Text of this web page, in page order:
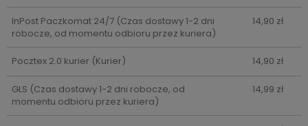
InPost Paczkomat 24/7(Czas dostawy 1-2 dni
robocze, od momentu odbioru przez kuriera)
14,90 zł
Pocztex 2.0 kurier (Kurier) 14,90 zł
GLS (Czas dostawy 1-2 dni robocze, od
momentu odbioru przez kuriera)
14,99 zł